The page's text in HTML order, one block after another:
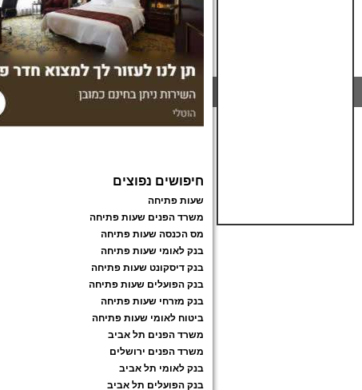
חיפושים נפוצים
שעות פתיחה
משרד הפנים שעות פתיחה
מס הכנסה שעות פתיחה
בנק לאומי שעות פתיחה
בנק דיסקונט שעות פתיחה
בנק הפועלים שעות פתיחה
בנק מזרחי שעות פתיחה
ביטוח לאומי שעות פתיחה
משרד הפנים תל אביב
משרד הפנים ירושלים
בנק לאומי תל אביב
בנק הפועלים תל אביב